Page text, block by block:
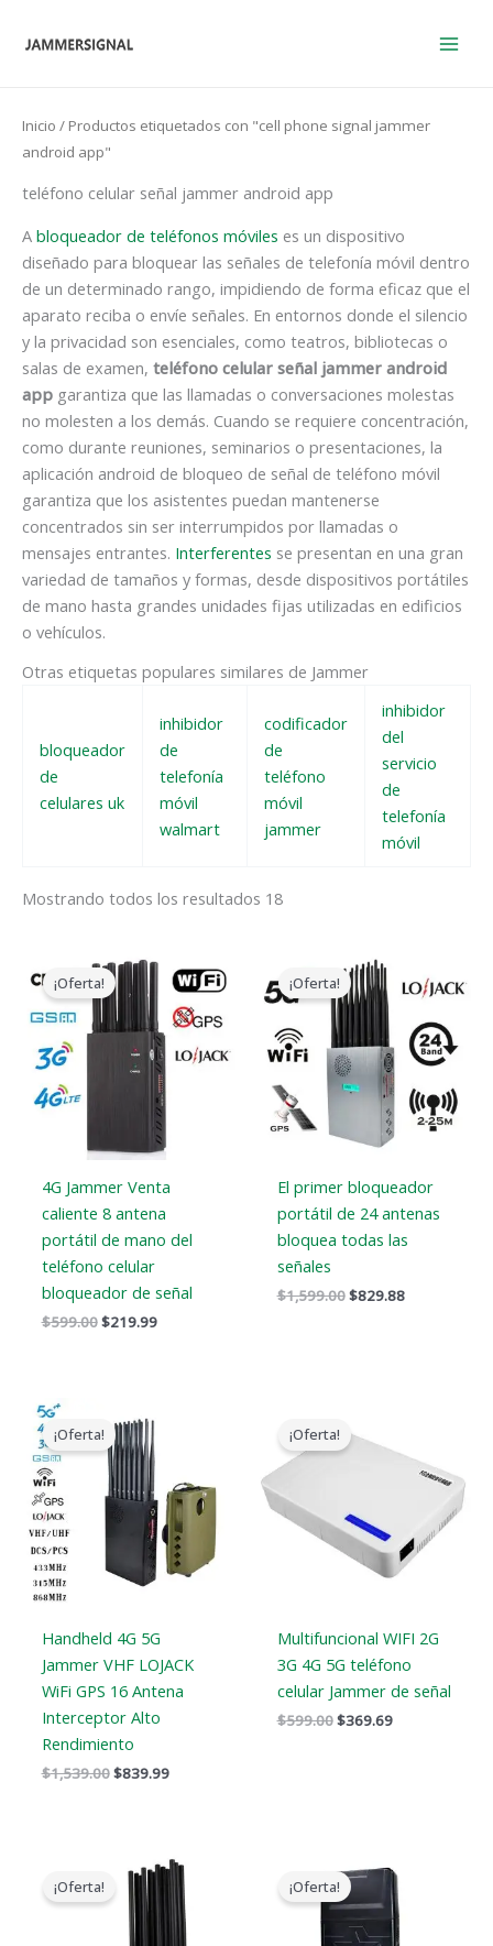
Inicio / Productos etiquetados con "cell phone signal jammer
android app"
teléfono celular señal jammer android app
A bloqueador de teléfonos móviles es un dispositivo
diseñado para bloquear las señales de telefonía móvil dentro
de un determinado rango, impidiendo de forma eficaz que el
aparato reciba o envíe señales. En entornos donde el silencio
y la privacidad son esenciales, como teatros, bibliotecas o
salas de examen, teléfono celular señal jammer android
app garantiza que las llamadas o conversaciones molestas
no molesten a los demás. Cuando se requiere concentración,
como durante reuniones, seminarios o presentaciones, la
aplicación android de bloqueo de señal de teléfono móvil
garantiza que los asistentes puedan mantenerse
concentrados sin ser interrumpidos por llamadas o
mensajes entrantes. Interferentes se presentan en una gran
variedad de tamaños y formas, desde dispositivos portátiles
de mano hasta grandes unidades fijas utilizadas en edificios
o vehículos.
Otras etiquetas populares similares de Jammer
bloqueador
de
celulares uk
inhibidor
de
telefonía
móvil
walmart
codificador
de
teléfono
móvil
jammer
inhibidor
del
servicio
de
telefonía
móvil
Mostrando todos los resultados 18
¡Oferta!
4G Jammer Venta
caliente 8 antena
portátil de mano del
teléfono celular
bloqueador de señal
$599.00
precio
original
era:
$599.00.
$219.99
precio
actual
es:
$219.99.
¡Oferta!
El primer bloqueador
portátil de 24 antenas
bloquea todas las
señales
$1,599.00
precio
original
era:
$1,599.00.
$829.88
precio
actual
$829.88.
¡Oferta!
Handheld 4G 5G
Jammer VHF LOJACK
WiFi GPS 16 Antena
Interceptor Alto
Rendimiento
$1,539.00
precio
original
era:
$1,539.00.
$839.99
$839.99.
¡Oferta!
Multifuncional WIFI 2G
3G 4G 5G teléfono
celular Jammer de señal
$599.00
original
$369.69
es:
$369.69.
¡Oferta!
precio
original
era:
$1,299.00.
El
precio
actual
es:
$759.99.
¡Oferta!